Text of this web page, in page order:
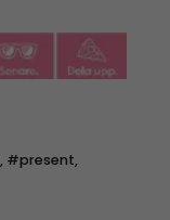
, #present,